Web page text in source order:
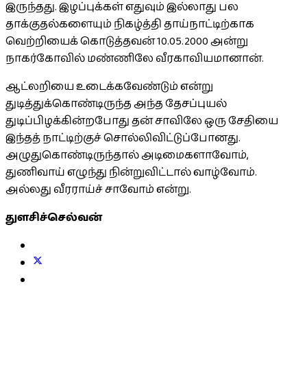
இருந்தது. இழப்புக்கள் எதுவும் இல்லாது பல
தாக்குதல்களையும் நிகழ்த்தி தாய்நாட்டிற்காக
வெற்றியைக் கொடுத்தவன் 10.05.2000 அன்று
நாகர்கோவில் மண்ணிலே வீரகாவியமானான்.
ஆட்லறியை உடைக்கவேண்டும் என்று
துடித்துக்கொண்டிருந்த அந்த தேசப்புயல்
துடிப்பிழக்கின்றபோது தன் சாவிலே ஒரு சேதியை
இந்தத் நாட்டிற்குச் சொல்லிவிட்டுப்போனது.
அழுதுகொண்டிருந்தால் அடிமைகளாவோம்,
துணிவாய் எழுந்து நின்றுவிட்டால் வாழ்வோம்.
அல்லது வீரராய்ச் சாவோம் என்று.
துளசிச்செல்வன்